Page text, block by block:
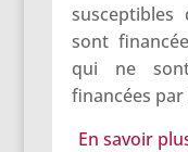
susceptibles
sont
qui ne
financées par
En savoir